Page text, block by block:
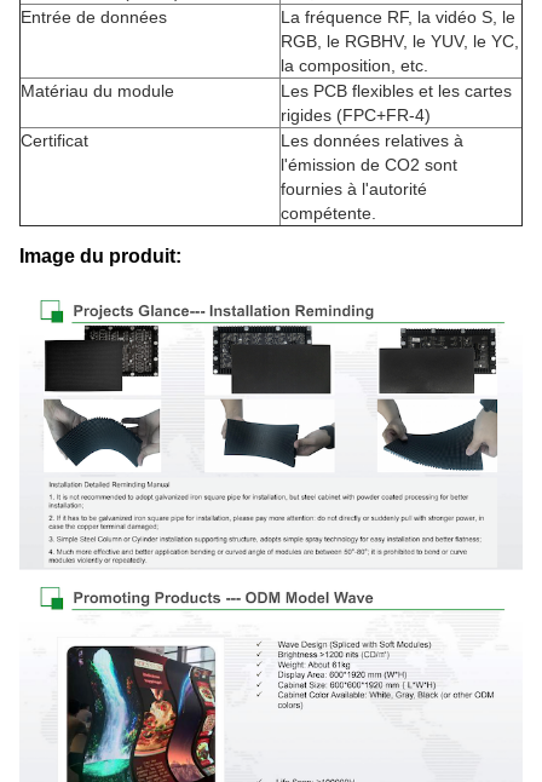
Entrée de données
La fréquence RF, la vidéo S, le
RGB, le RGBHV, le YUV, le YC,
la composition, etc.
Matériau du module
Les PCB flexibles et les cartes
rigides (FPC+FR-4)
Certificat
Les données relatives à
l'émission de CO2 sont
fournies à l'autorité
compétente.
Image du produit: